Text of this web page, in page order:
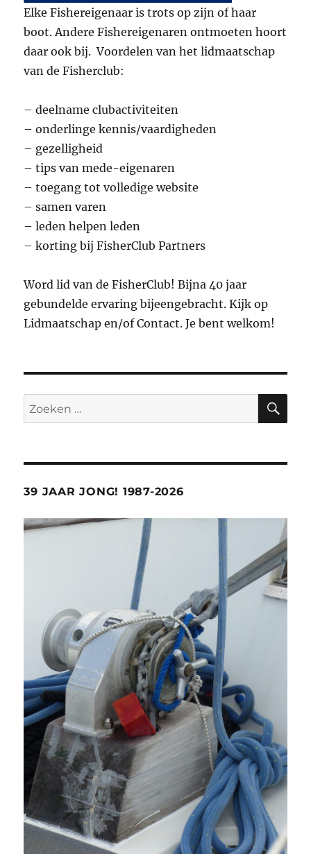
Elke Fishereigenaar is trots op zijn of haar
boot. Andere Fishereigenaren ontmoeten hoort
daar ook bij. Voordelen van het lidmaatschap
van de Fisherclub:
– deelname clubactiviteiten
– onderlinge kennis/vaardigheden
– gezelligheid
– tips van mede-eigenaren
– toegang tot volledige website
– samen varen
– leden helpen leden
– korting bij FisherClub Partners
Word lid van de FisherClub! Bijna 40 jaar
gebundelde ervaring bijeengebracht. Kijk op
Lidmaatschap en/of Contact. Je bent welkom!
Zoeken
naar:
39 JAAR JONG! 1987-2026